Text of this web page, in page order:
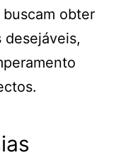
obter
desejáveis,